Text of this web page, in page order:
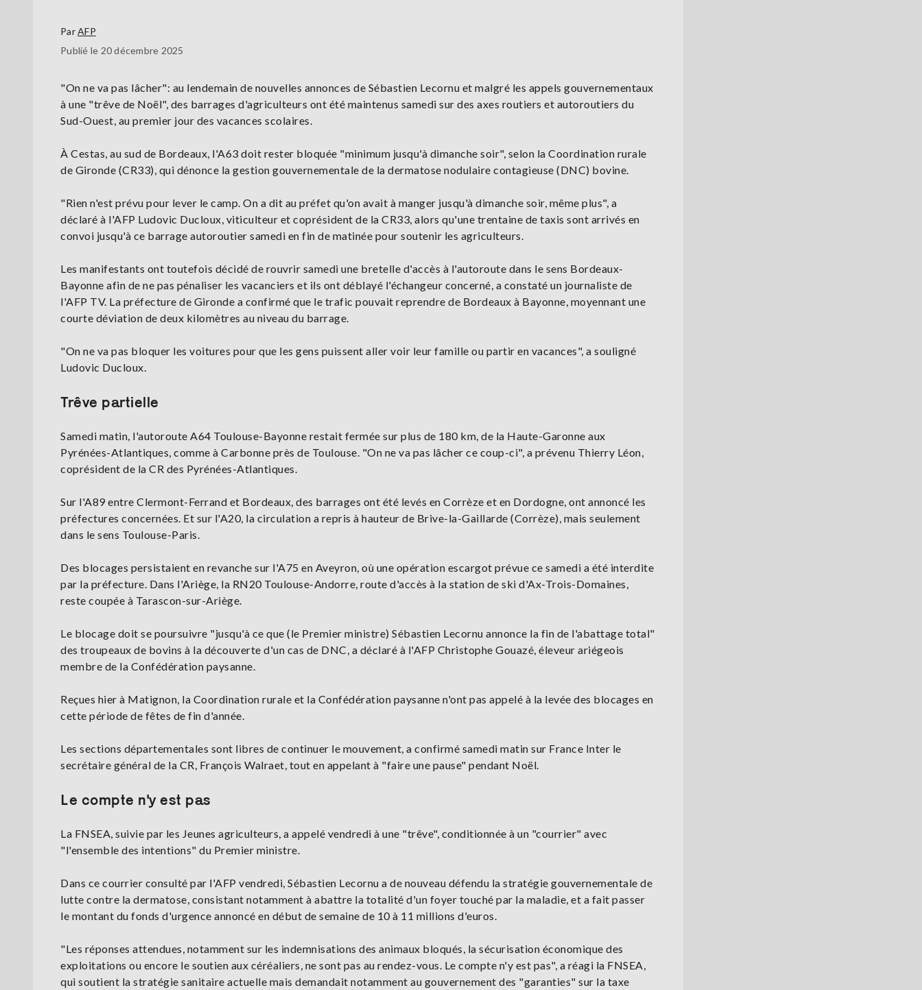
ParAFP
Publié le 20 décembre 2025
"On ne va pas lâcher": au lendemain de nouvelles annonces de Sébastien Lecornu et malgré les appels gouvernementaux
à une "trêve de Noël", des barrages d'agriculteurs ont été maintenus samedi sur des axes routiers et autoroutiers du
Sud-Ouest, au premier jour des vacances scolaires.
À Cestas, au sud de Bordeaux, l'A63 doit rester bloquée "minimum jusqu'à dimanche soir", selon la Coordination rurale
de Gironde (CR33), qui dénonce la gestion gouvernementale de la dermatose nodulaire contagieuse (DNC) bovine.
"Rien n'est prévu pour lever le camp. On a dit au préfet qu'on avait à manger jusqu'à dimanche soir, même plus", a
déclaré à l'AFP Ludovic Ducloux, viticulteur et coprésident de la CR33, alors qu'une trentaine de taxis sont arrivés en
convoi jusqu'à ce barrage autoroutier samedi en fin de matinée pour soutenir les agriculteurs.
Les manifestants ont toutefois décidé de rouvrir samedi une bretelle d'accès à l'autoroute dans le sens Bordeaux-
Bayonne afin de ne pas pénaliser les vacanciers et ils ont déblayé l'échangeur concerné, a constaté un journaliste de
l'AFP TV. La préfecture de Gironde a confirmé que le trafic pouvait reprendre de Bordeaux à Bayonne, moyennant une
courte déviation de deux kilomètres au niveau du barrage.
"On ne va pas bloquer les voitures pour que les gens puissent aller voir leur famille ou partir en vacances", a souligné
Ludovic Ducloux.
Trêve partielle
Samedi matin, l'autoroute A64 Toulouse-Bayonne restait fermée sur plus de 180 km, de la Haute-Garonne aux
Pyrénées-Atlantiques, comme à Carbonne près de Toulouse. "On ne va pas lâcher ce coup-ci", a prévenu Thierry Léon,
coprésident de la CR des Pyrénées-Atlantiques.
Sur l'A89 entre Clermont-Ferrand et Bordeaux, des barrages ont été levés en Corrèze et en Dordogne, ont annoncé les
préfectures concernées. Et sur l'A20, la circulation a repris à hauteur de Brive-la-Gaillarde (Corrèze), mais seulement
dans le sens Toulouse-Paris.
Des blocages persistaient en revanche sur l'A75 en Aveyron, où une opération escargot prévue ce samedi a été interdite
par la préfecture. Dans l'Ariège, la RN20 Toulouse-Andorre, route d'accès à la station de ski d'Ax-Trois-Domaines,
reste coupée à Tarascon-sur-Ariège.
Le blocage doit se poursuivre "jusqu'à ce que (le Premier ministre) Sébastien Lecornu annonce la fin de l'abattage total"
des troupeaux de bovins à la découverte d'un cas de DNC, a déclaré à l'AFP Christophe Gouazé, éleveur ariégeois
membre de la Confédération paysanne.
Reçues hier à Matignon, la Coordination rurale et la Confédération paysanne n'ont pas appelé à la levée des blocages en
cette période de fêtes de fin d'année.
Les sections départementales sont libres de continuer le mouvement, a confirmé samedi matin sur France Inter le
secrétaire général de la CR, François Walraet, tout en appelant à "faire une pause" pendant Noël.
Le compte n'y est pas
La FNSEA, suivie par les Jeunes agriculteurs, a appelé vendredi à une "trêve", conditionnée à un "courrier" avec
"l'ensemble des intentions" du Premier ministre.
Dans ce courrier consulté par l'AFP vendredi, Sébastien Lecornu a de nouveau défendu la stratégie gouvernementale de
lutte contre la dermatose, consistant notamment à abattre la totalité d'un foyer touché par la maladie, et a fait passer
le montant du fonds d'urgence annoncé en début de semaine de 10 à 11 millions d'euros.
"Les réponses attendues, notamment sur les indemnisations des animaux bloqués, la sécurisation économique des
exploitations ou encore le soutien aux céréaliers, ne sont pas au rendez-vous. Le compte n'y est pas", a réagi la FNSEA,
qui soutient la stratégie sanitaire actuelle mais demandait notamment au gouvernement des "garanties" sur la taxe